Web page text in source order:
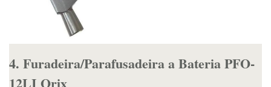
4. Furadeira/Parafusadeira a Bateria PFO-
12LI Orix